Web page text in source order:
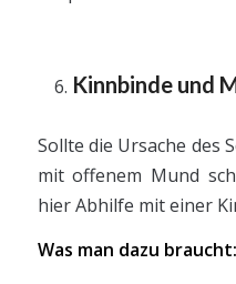
Kinnbinde und
Sollte die Ursache des
mit offenem Mund
hier Abhilfe mit einer
Was man dazu braucht: